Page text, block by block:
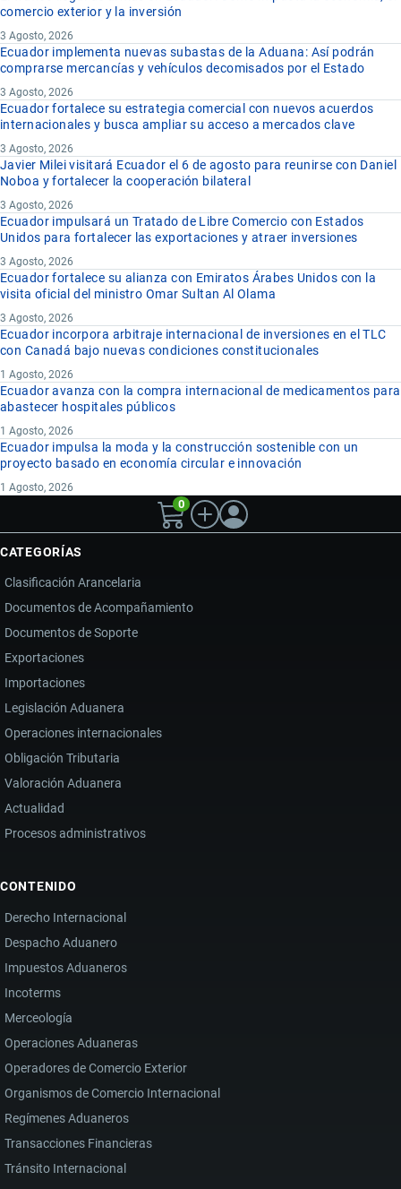
comercio exterior y la inversión
3 Agosto, 2026
Ecuador implementa nuevas subastas de la Aduana: Así podrán
comprarse mercancías y vehículos decomisados por el Estado
3 Agosto, 2026
Ecuador fortalece su estrategia comercial con nuevos acuerdos
internacionales y busca ampliar su acceso a mercados clave
3 Agosto, 2026
Javier Milei visitará Ecuador el 6 de agosto para reunirse con Daniel
Noboa y fortalecer la cooperación bilateral
3 Agosto, 2026
Ecuador impulsará un Tratado de Libre Comercio con Estados
Unidos para fortalecer las exportaciones y atraer inversiones
3 Agosto, 2026
Ecuador fortalece su alianza con Emiratos Árabes Unidos con la
visita oficial del ministro Omar Sultan Al Olama
3 Agosto, 2026
Ecuador incorpora arbitraje internacional de inversiones en el TLC
con Canadá bajo nuevas condiciones constitucionales
1 Agosto, 2026
Ecuador avanza con la compra internacional de medicamentos para
abastecer hospitales públicos
1 Agosto, 2026
Ecuador impulsa la moda y la construcción sostenible con un
proyecto basado en economía circular e innovación
1 Agosto, 2026
0
CATEGORÍAS
Clasificación Arancelaria
Documentos de Acompañamiento
Documentos de Soporte
Exportaciones
Importaciones
Legislación Aduanera
Operaciones internacionales
Obligación Tributaria
Valoración Aduanera
Actualidad
Procesos administrativos
CONTENIDO
Derecho Internacional
Despacho Aduanero
Impuestos Aduaneros
Incoterms
Merceología
Operaciones Aduaneras
Operadores de Comercio Exterior
Organismos de Comercio Internacional
Regímenes Aduaneros
Transacciones Financieras
Tránsito Internacional